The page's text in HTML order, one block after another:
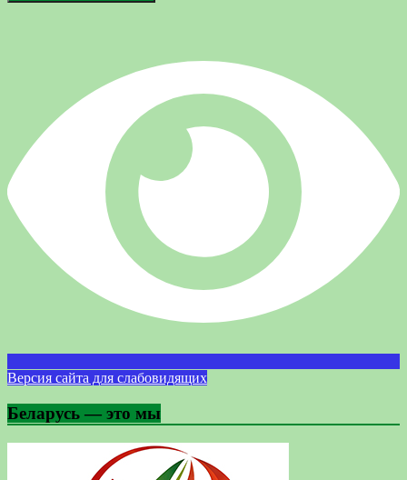
Версия сайта для слабовидящих
Беларусь — это мы